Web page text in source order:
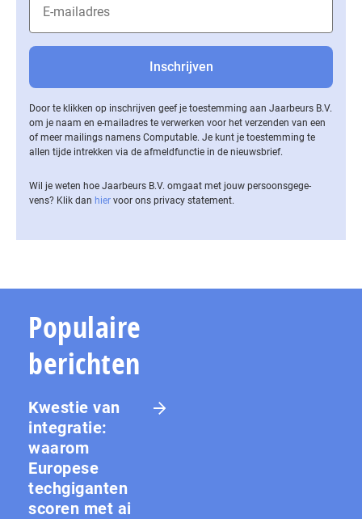
Door te klikken op inschrijven geef je toestemming aan Jaarbeurs B.V.
om je naam en e-mailadres te verwerken voor het verzenden van een
of meer mailings namens Computable. Je kunt je toestemming te
allen tijde intrekken via de af­meld­func­tie in de nieuwsbrief.
Wil je weten hoe Jaarbeurs B.V. omgaat met jouw per­soons­ge­ge­
vens? Klik dan hier voor ons privacy statement.
Populaire
berichten
Kwestie van
integratie:
waarom
Europese
techgiganten
scoren met ai